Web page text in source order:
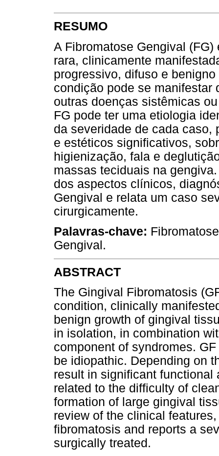
RESUMO
A Fibromatose Gengival
rara, clinicamente
progressivo, difuso e
condição pode se manifestar
outras doenças sistêmicas
FG pode ter uma etiologia
da severidade de cada caso,
e estéticos significativos,
higienização, fala e
massas teciduais na
dos aspectos clínicos,
Gengival e relata um caso
cirurgicamente.
Palavras-chave:
Gengival.
ABSTRACT
The Gingival Fibromatosis
condition, clinically
benign growth of gingival
in isolation, in combination
component of syndromes.
be idiopathic. Depending on
result in significant
related to the difficulty of
formation of large gingival
review of the clinical
fibromatosis and reports a
surgically treated.